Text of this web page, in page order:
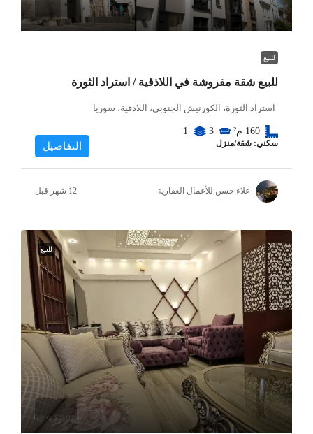
للبيع
للبيع شقة مفروشة في اللاذقية / استراد الثورة
استراد الثورة، الكورنيش الجنوبي، اللاذقية، سوريا
160 م² 3
1
سكني: شقة/منزل التفاصيل
علاء حسن للأعمال العقارية
للبيع